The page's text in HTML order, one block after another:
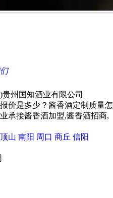
)贵州国知酒业有限公司
价是多少？酱香酒定制质量怎
承接酱香酒加盟,酱香酒招商,
山 南阳 周口 商丘 信阳